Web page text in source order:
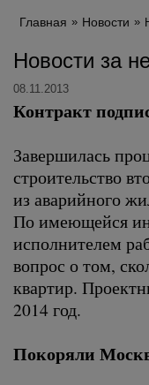
Главная Новости
Новости за
08.11.2013
Контракт
Завершилась
строительство
из аварийного
По имеющейся
исполнителем
вопрос о том,
квартир.
2014 год.
Покоряли